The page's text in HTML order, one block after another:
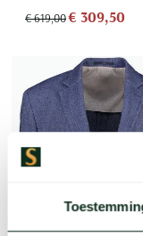
€ 619,00€ 309,50